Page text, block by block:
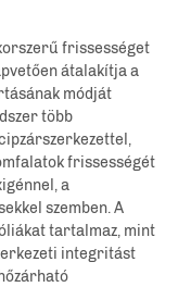
frissességet
átalakítja a
módját
több
frissességét
a
szemben. A
tartalmaz, mint
integritást